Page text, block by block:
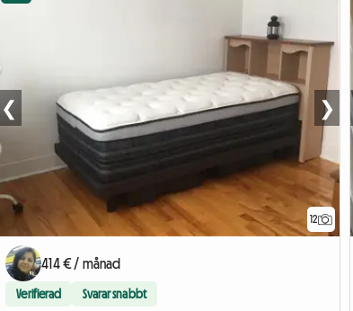
12
❮ ❯
414 € / månad
Verifierad Svarar snabbt